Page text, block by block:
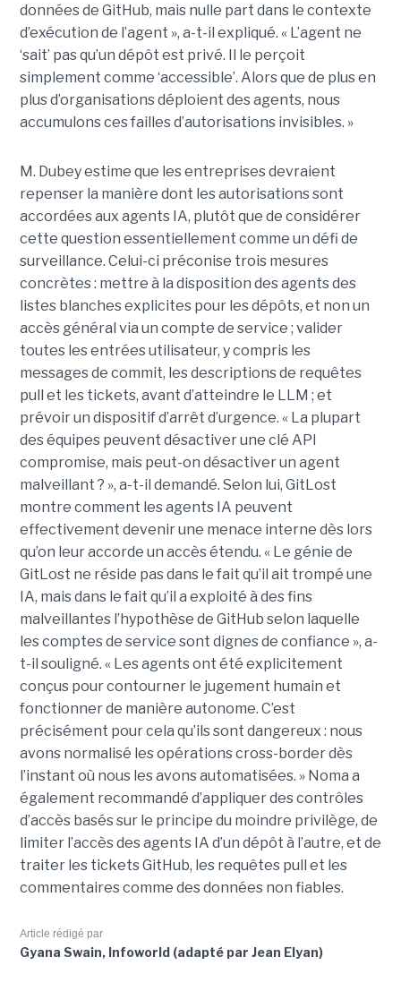
données de GitHub, mais nulle part dans le contexte
d’exécution de l’agent », a-t-il expliqué. « L’agent ne
‘sait’ pas qu’un dépôt est privé. Il le perçoit
simplement comme ‘accessible’. Alors que de plus en
plus d’organisations déploient des agents, nous
accumulons ces failles d’autorisations invisibles. »
M. Dubey estime que les entreprises devraient
repenser la manière dont les autorisations sont
accordées aux agents IA, plutôt que de considérer
cette question essentiellement comme un défi de
surveillance. Celui-ci préconise trois mesures
concrètes : mettre à la disposition des agents des
listes blanches explicites pour les dépôts, et non un
accès général via un compte de service ; valider
toutes les entrées utilisateur, y compris les
messages de commit, les descriptions de requêtes
pull et les tickets, avant d’atteindre le LLM ; et
prévoir un dispositif d’arrêt d’urgence. « La plupart
des équipes peuvent désactiver une clé API
compromise, mais peut-on désactiver un agent
malveillant ? », a-t-il demandé. Selon lui, GitLost
montre comment les agents IA peuvent
effectivement devenir une menace interne dès lors
qu’on leur accorde un accès étendu. « Le génie de
GitLost ne réside pas dans le fait qu’il ait trompé une
IA, mais dans le fait qu’il a exploité à des fins
malveillantes l’hypothèse de GitHub selon laquelle
les comptes de service sont dignes de confiance », a-
t-il souligné. « Les agents ont été explicitement
conçus pour contourner le jugement humain et
fonctionner de manière autonome. C’est
précisément pour cela qu’ils sont dangereux : nous
avons normalisé les opérations cross-border dès
l’instant où nous les avons automatisées. » Noma a
également recommandé d’appliquer des contrôles
d’accès basés sur le principe du moindre privilège, de
limiter l’accès des agents IA d’un dépôt à l’autre, et de
traiter les tickets GitHub, les requêtes pull et les
commentaires comme des données non fiables.
Article rédigé par
Gyana Swain, Infoworld (adapté par Jean Elyan)